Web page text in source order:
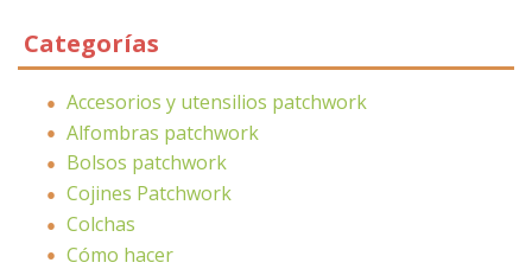
Categorías
Accesorios y utensilios patchwork
Alfombras patchwork
Bolsos patchwork
Cojines Patchwork
Colchas
Cómo hacer